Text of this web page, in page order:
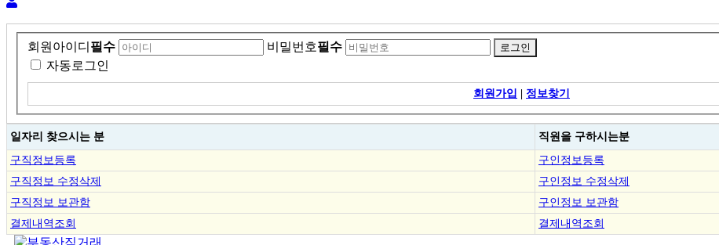
회원아이디 필수 비밀번호필수
자동로그인
회원가입 | 정보찾기
일자리 찾으시는 분 직원을 구하시는분
구직정보등록
구인정보등록
구직정보 수정삭제
구인정보 수정삭제
구직정보 보관함
구인정보 보관함
결제내역조회
결제내역조회